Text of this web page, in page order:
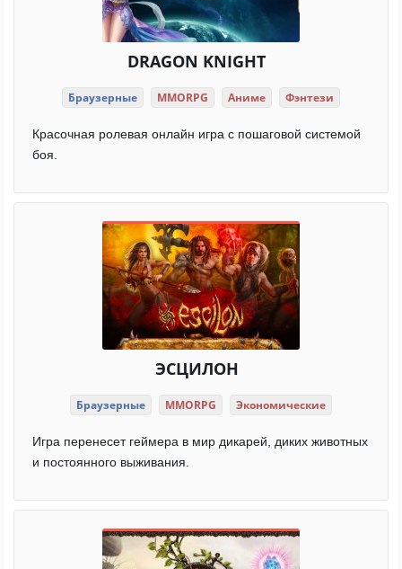
DRAGON KNIGHT
Браузерные MMORPG Аниме Фэнтези
Красочная ролевая онлайн игра с пошаговой системой
боя.
ЭСЦИЛОН
Браузерные MMORPG Экономические
Игра перенесет геймера в мир дикарей, диких животных
и постоянного выживания.